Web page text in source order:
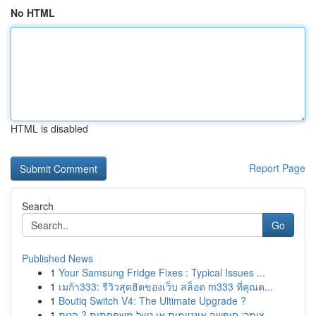
No HTML
HTML is disabled
Report Page
Search
Go
Published News
1 Your Samsung Fridge Fixes : Typical Issues ...
1 เมก้า333: รีวิวสุดฮิตของเว็บ สล็อต m333 ที่คุณต...
1 Boutiq Switch V4: The Ultimate Upgrade ?